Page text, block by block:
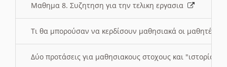
Μαθημα 8. Συζητηση για την τελικη εργασια
Τι θα μπορούσαν να κερδίσουν μαθησιακά οι μαθητές/
Δύο προτάσεις για μαθησιακους στοχους και "ιστορία"